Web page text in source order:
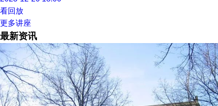
看回放
更多讲座
最新资讯